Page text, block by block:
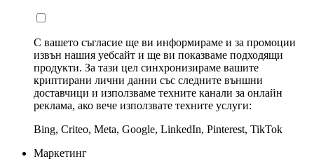
С вашето съгласие ще ви информираме и за промоции
извън нашия уебсайт и ще ви показваме подходящи
продукти. За тази цел синхронизираме вашите
криптирани лични данни със следните външни
доставчици и използваме техните канали за онлайн
реклама, ако вече използвате техните услуги:
Bing, Criteo, Meta, Google, LinkedIn, Pinterest, TikTok
Маркетинг